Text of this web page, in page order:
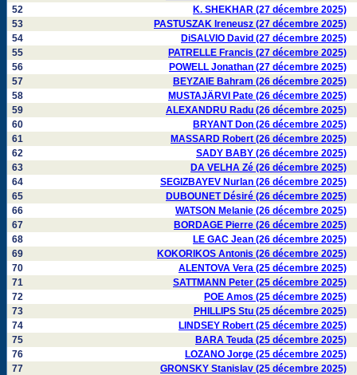
52
K. SHEKHAR (27 décembre 2025)
53
PASTUSZAK Ireneusz (27 décembre 2025)
54
DiSALVIO David (27 décembre 2025)
55
PATRELLE Francis (27 décembre 2025)
56
POWELL Jonathan (27 décembre 2025)
57
BEYZAIE Bahram (26 décembre 2025)
58
MUSTAJÄRVI Pate (26 décembre 2025)
59
ALEXANDRU Radu (26 décembre 2025)
60
BRYANT Don (26 décembre 2025)
61
MASSARD Robert (26 décembre 2025)
62
SADY BABY (26 décembre 2025)
63
DA VELHA Zé (26 décembre 2025)
64
SEGIZBAYEV Nurlan (26 décembre 2025)
65
DUBOUNET Désiré (26 décembre 2025)
66
WATSON Melanie (26 décembre 2025)
67
BORDAGE Pierre (26 décembre 2025)
68
LE GAC Jean (26 décembre 2025)
69
KOKORIKOS Antonis (26 décembre 2025)
70
ALENTOVA Vera (25 décembre 2025)
71
SATTMANN Peter (25 décembre 2025)
72
POE Amos (25 décembre 2025)
73
PHILLIPS Stu (25 décembre 2025)
74
LINDSEY Robert (25 décembre 2025)
75
BARA Teuda (25 décembre 2025)
76
LOZANO Jorge (25 décembre 2025)
77
GRONSKY Stanislav (25 décembre 2025)